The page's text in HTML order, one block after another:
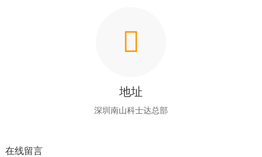

地址
深圳南山科士达总部
在线留言